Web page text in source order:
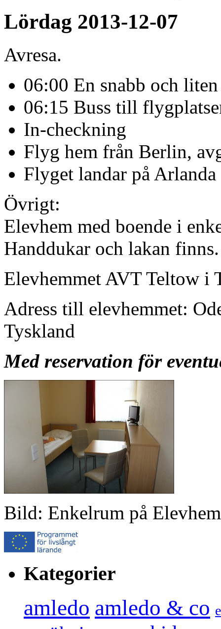
Lördag 2013-12-07
Avresa.
06:00 En snabb och
06:15 Buss till
In-checkning
Flyg hem från Berlin,
Flyget landar på Arlanda
Övrigt:
Elevhem med boende i
Handdukar och lakan
Elevhemmet AVT Teltow i
Adress till elevhemmet:
Tyskland
Med reservation för
Bild: Enkelrum på
Kategorier
amledo amledo & co